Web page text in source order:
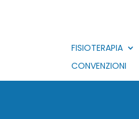
FISIOTERAPIA
CONVENZIONI